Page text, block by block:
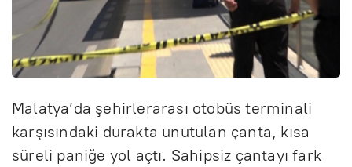
Malatya’da şehirlerarası otobüs terminali
karşısındaki durakta unutulan çanta, kısa
süreli paniğe yol açtı. Sahipsiz çantayı fark